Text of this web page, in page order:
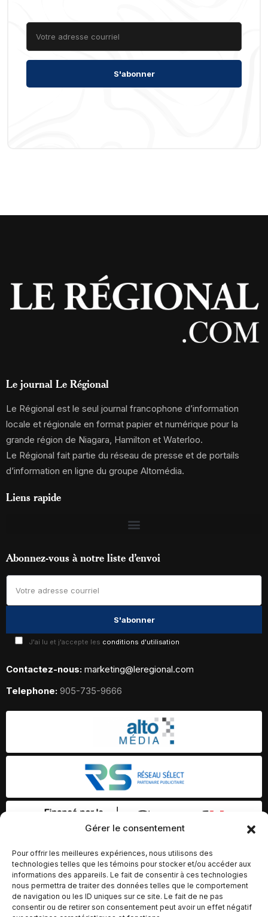
Gérer le consentement
Pour offrir les meilleures expériences, nous utilisons des
technologies telles que les témoins pour stocker et/ou accéder aux
informations des appareils. Le fait de consentir à ces technologies
nous permettra de traiter des données telles que le comportement
de navigation ou les ID uniques sur ce site. Le fait de ne pas
consentir ou de retirer son consentement peut avoir un effet négatif
Le journal Le Régional
Le Régional est le seul journal francophone d’information
locale et régionale en format papier et numérique pour la
grande région de Niagara, Hamilton et Waterloo.
Le Régional fait partie du réseau de presse et de portails
d’information en ligne du groupe Altomédia.
Liens rapide
Abonnez-vous à notre liste d’envoi
J'ai lu et j'accepte les conditions d'utilisation
Contactez-nous: marketing@leregional.com
Telephone: 905-735-9666